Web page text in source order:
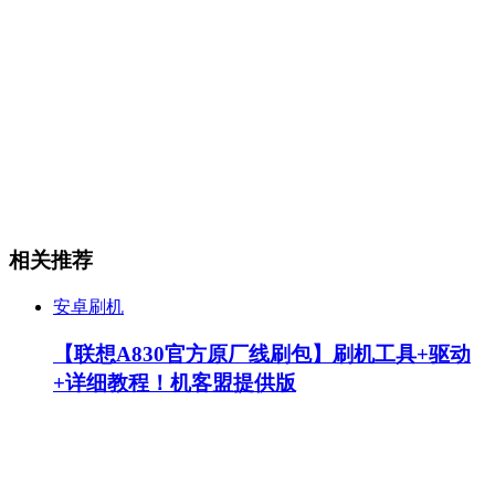
相关推荐
安卓刷机
【联想A830官方原厂线刷包】刷机工具+驱动
+详细教程！机客盟提供版